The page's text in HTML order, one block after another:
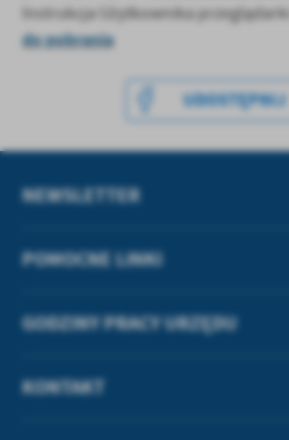
Instrukcja Użytkownika
do pobrania
UDOSTĘPNIJ
POMOCNE LINKI
NEWSLETTER
GODZINY PRACY URZĘDU
KONTAKT